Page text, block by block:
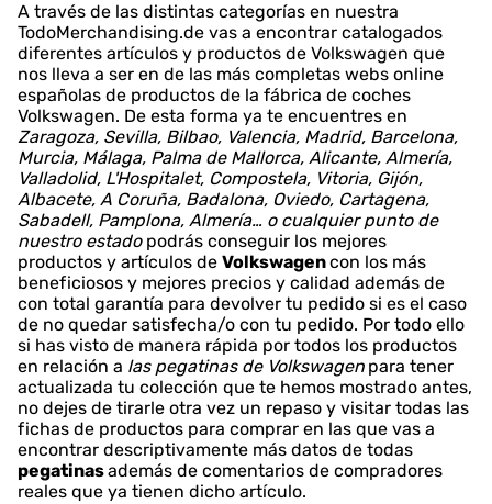
A través de las distintas categorías en nuestra
TodoMerchandising.de vas a encontrar catalogados
diferentes artículos y productos de Volkswagen que
nos lleva a ser en de las más completas webs online
españolas de productos de la fábrica de coches
Volkswagen. De esta forma ya te encuentres en
Zaragoza, Sevilla, Bilbao, Valencia, Madrid, Barcelona,
Murcia, Málaga, Palma de Mallorca, Alicante, Almería,
Valladolid, L'Hospitalet, Compostela, Vitoria, Gijón,
Albacete, A Coruña, Badalona, Oviedo, Cartagena,
Sabadell, Pamplona, Almería… o cualquier punto de
nuestro estadopodrás conseguir los mejores
productos y artículos de Volkswagencon los más
beneficiosos y mejores precios y calidad además de
con total garantía para devolver tu pedido si es el caso
de no quedar satisfecha/o con tu pedido. Por todo ello
si has visto de manera rápida por todos los productos
en relación a las pegatinas de Volkswagen para tener
actualizada tu colección que te hemos mostrado antes,
no dejes de tirarle otra vez un repaso y visitar todas las
fichas de productos para comprar en las que vas a
encontrar descriptivamente más datos de todas
pegatinasademás de comentarios de compradores
reales que ya tienen dicho artículo.